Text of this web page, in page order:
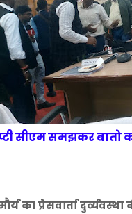
सीएम समझकर बातो
का प्रेसवार्ता